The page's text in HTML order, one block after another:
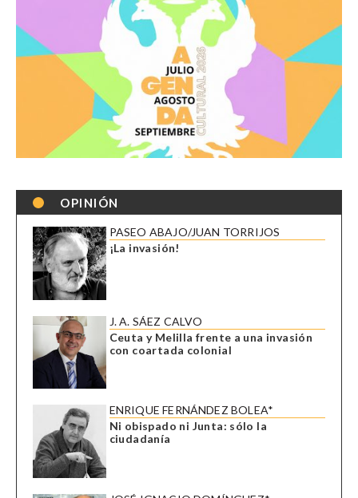
OPINIÓN
PASEO ABAJO/JUAN TORRIJOS
¡La invasión!
J. A. SÁEZ CALVO
Ceuta y Melilla frente a una invasión
con coartada colonial
ENRIQUE FERNÁNDEZ BOLEA*
Ni obispado ni Junta: sólo la
ciudadanía